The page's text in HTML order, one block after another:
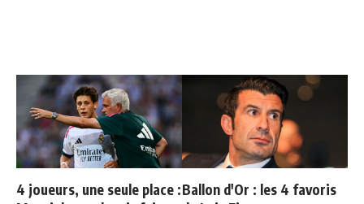
4 joueurs, une seule place :Ballon d'Or : les 4 favoris